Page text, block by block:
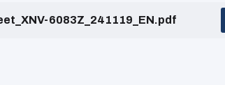
6083Z_241119_EN.pdf